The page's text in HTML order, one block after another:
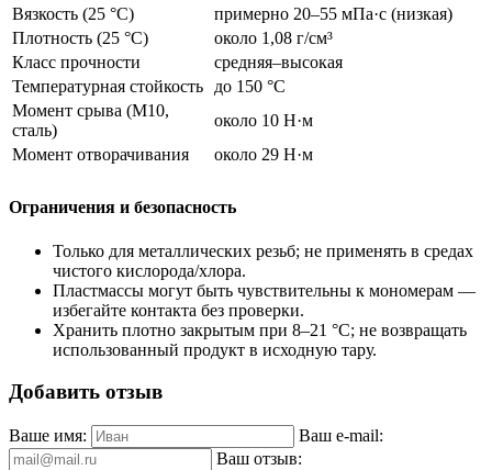
Вязкость (25 °C)
примерно 20–55 мПа·с (низкая)
Плотность (25 °C)
около 1,08 г/см³
Класс прочности
средняя–высокая
Температурная стойкость
до 150 °C
Момент срыва (M10,
сталь)
около 10 Н·м
Момент отворачивания
около 29 Н·м
Ограничения и безопасность
Только для металлических резьб; не применять в средах
чистого кислорода/хлора.
Пластмассы могут быть чувствительны к мономерам —
избегайте контакта без проверки.
Хранить плотно закрытым при 8–21 °C; не возвращать
использованный продукт в исходную тару.
Добавить отзыв
Ваше имя:
Ваш e-mail:
Ваш отзыв: